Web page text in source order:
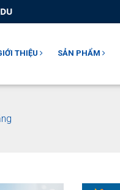
THIỆU SẢN PHẨM